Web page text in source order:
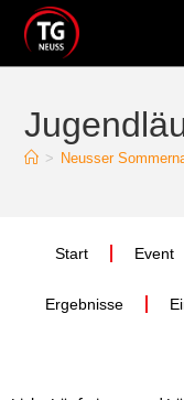
> Neusser
Start Event
Ergebnisse